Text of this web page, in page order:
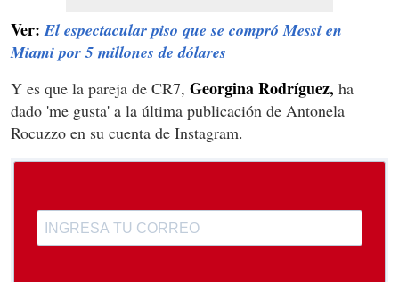
Ver:El espectacular piso que se compró Messi en
Miami por 5 millones de dólares
Y es que la pareja de CR7, Georgina Rodríguez, ha
dado 'me gusta' a la última publicación de Antonela
Rocuzzo en su cuenta de Instagram.